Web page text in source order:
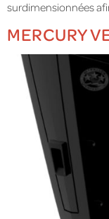
surdimensionnées
MERCURY